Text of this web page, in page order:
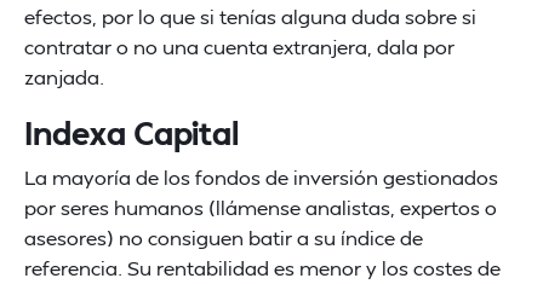
efectos, por lo que si tenías alguna duda sobre si
contratar o no una cuenta extranjera, dala por
zanjada.
Indexa Capital
La mayoría de los fondos de inversión gestionados
por seres humanos (llámense analistas, expertos o
asesores) no consiguen batir a su índice de
referencia. Su rentabilidad es menor y los costes de